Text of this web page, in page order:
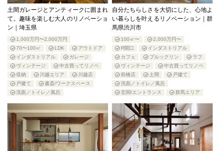
土間ガレージとアンティークに囲まれ
て。趣味を楽しむ大人のリノベーショ
ン｜埼玉県
1,000万円〜2,000万円
70〜100㎡
LDK
アウトドア
インダストリアル
ガレージ
ヴィンテージ
中古買ってリノベ
収納
川越エリア
川越店
戸建て
書斎/ワークスペース
洗面／トイレ／風呂
自分たちらしさを大切にした、心地よ
い暮らしを叶えるリノベーション｜群
馬県渋川市
100㎡〜
2,000万円〜
R開口
インダストリアル
カフェ
ブルックリン
ラフ
ヴィンテージ
中古買ってリノベ
前橋店
土間
戸建て
洗面／トイレ／風呂
玄関/エントランス
群馬エリア